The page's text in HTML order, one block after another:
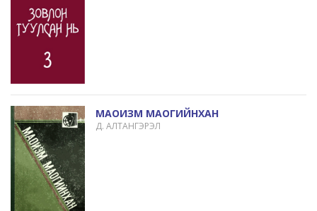
МАОИЗМ МАОГИЙНХАН
Д. АЛТАНГЭРЭЛ